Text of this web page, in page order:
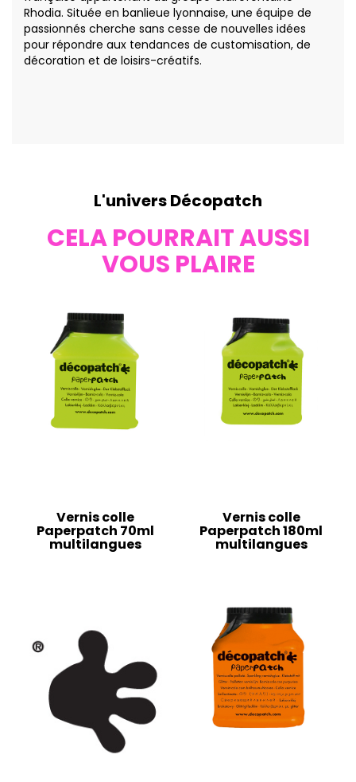
Rhodia. Située en banlieue lyonnaise, une équipe de
passionnés cherche sans cesse de nouvelles idées
pour répondre aux tendances de customisation, de
décoration et de loisirs-créatifs.
L'univers Décopatch
CELA POURRAIT AUSSI
VOUS PLAIRE
Vernis colle
Paperpatch 70ml
multilangues
Vernis colle
Paperpatch 180ml
multilangues